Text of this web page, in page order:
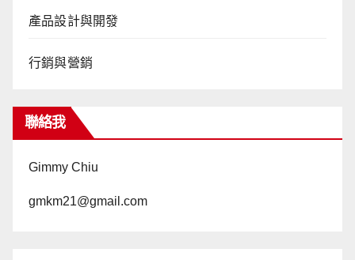
產品設計與開發
行銷與營銷
聯絡我
Gimmy Chiu
gmkm21@gmail.com